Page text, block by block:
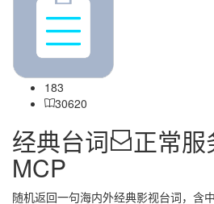
183
30620
经典台词 正常服
MCP
随机返回一句海内外经典影视台词，含